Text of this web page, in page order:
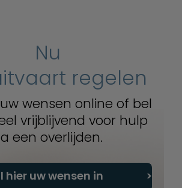
Nu
regelen
wensen online of bel
vrijblijvend voor hulp
een overlijden.
hier uw wensen in